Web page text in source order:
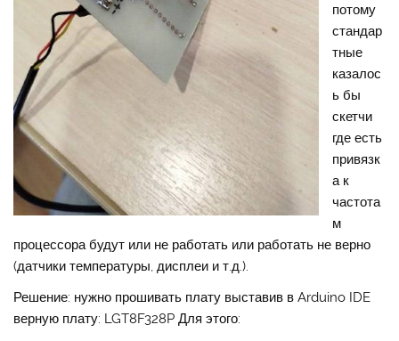
потому
стандар
тные
казалос
ь бы
скетчи
где есть
привязк
а к
частота
м
процессора будут или не работать или работать не верно
(датчики температуры, дисплеи и т.д.).
Решение: нужно прошивать плату выставив в Arduino IDE
верную плату: LGT8F328P Для этого: